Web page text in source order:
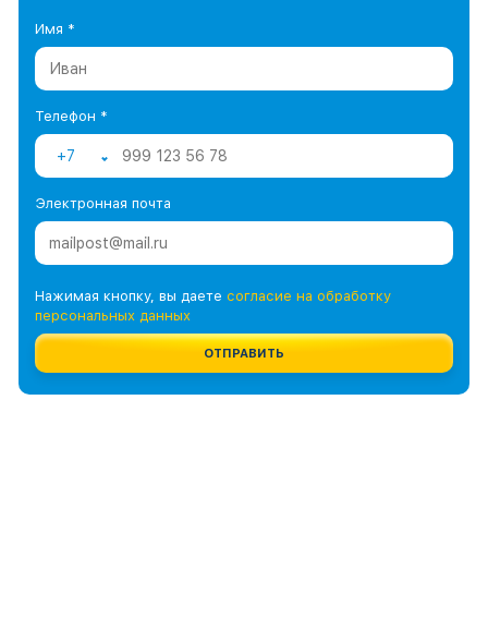
Имя *
Телефон *
+7
Электронная почта
Нажимая кнопку, вы даете согласие на обработку
персональных данных
ОТПРАВИТЬ